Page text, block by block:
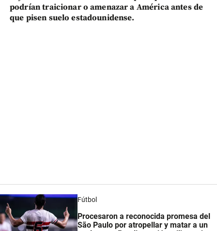
podrían traicionar o amenazar a América antes de
que pisen suelo estadounidense.
Fútbol
Procesaron a reconocida promesa del
São Paulo por atropellar y matar a un